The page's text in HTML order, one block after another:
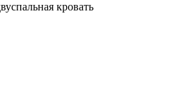
кровать